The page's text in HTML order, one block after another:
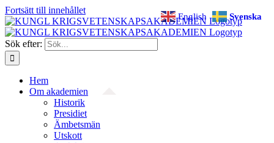
Fortsätt till innehållet
Sök efter:
Hem
Om akademien
Historik
Presidiet
Ämbetsmän
Utskott
English Svenska